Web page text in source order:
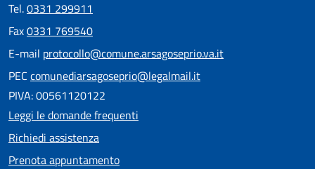
Tel.0331 299911
Fax0331 769540
E-mail protocollo@comune.arsagoseprio.va.it
PEC comunediarsagoseprio@legalmail.it
PIVA: 00561120122
Leggi le domande frequenti
Richiedi assistenza
Prenota appuntamento